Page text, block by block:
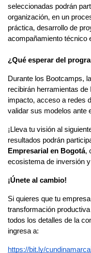
seleccionadas podrán
organización, en un
práctica, desarrollo de
acompañamiento técnico
¿Qué esperar del
Durante los Bootcamps,
recibirán herramientas
impacto, acceso a redes
validar sus modelos ante
¡Lleva tu visión al
resultados podrán
Empresarial en Bogotá,
ecosistema de inversión
¡Únete al cambio!
Si quieres que tu
transformación
todos los detalles de la
ingresa a:
https://bit.ly/